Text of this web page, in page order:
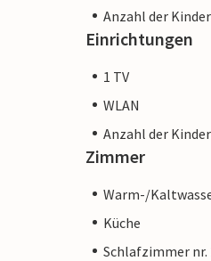
Anzahl der
Einrichtungen
1 TV
WLAN
Anzahl der
Zimmer
Warm-/
Küche
Schlafzimmer